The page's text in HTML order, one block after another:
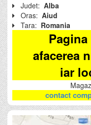
Judet: Alba
Oras: Aiud
Tara: Romania
afacerea
iar
contact